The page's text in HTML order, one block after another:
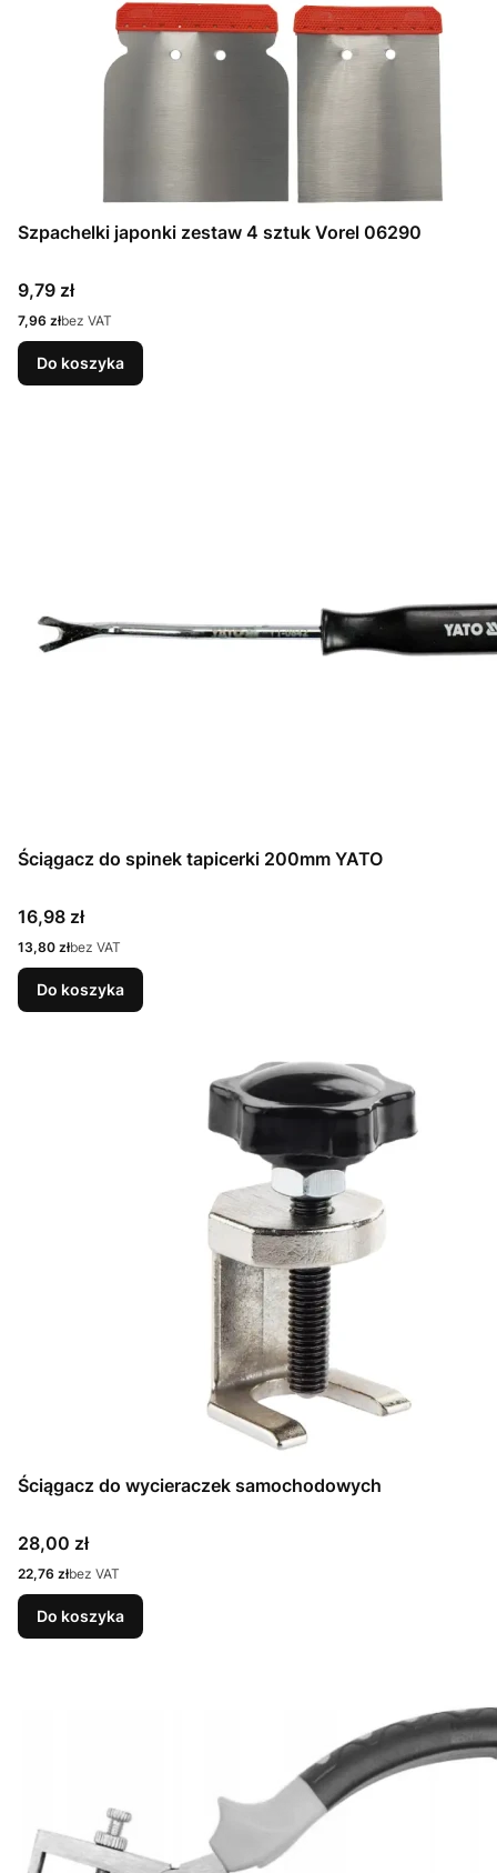
Szpachelki japonki zestaw 4 sztuk Vorel 06290
Cena
9,79 zł
Cena
7,96 złbez VAT
Do koszyka
Ściągacz do spinek tapicerki 200mm YATO
Cena
16,98 zł
Cena
13,80 złbez VAT
Do koszyka
Ściągacz do wycieraczek samochodowych
Cena
28,00 zł
Cena
22,76 złbez VAT
Do koszyka